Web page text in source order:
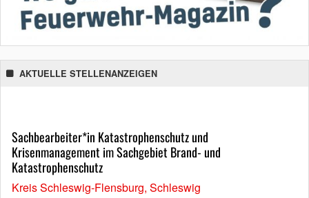
AKTUELLE STELLENANZEIGEN
Sachbearbeiter*in Katastrophenschutz und
Krisenmanagement im Sachgebiet Brand- und
Katastrophenschutz
Kreis Schleswig-Flensburg, Schleswig